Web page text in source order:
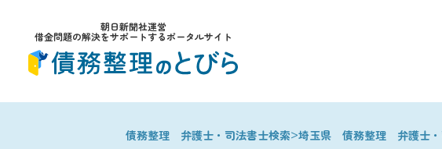
朝日新聞社運営
借金問題の解決をサポートするポータルサイト
債務整理 弁護士・司法書士検索>埼玉県 債務整理 弁護士・